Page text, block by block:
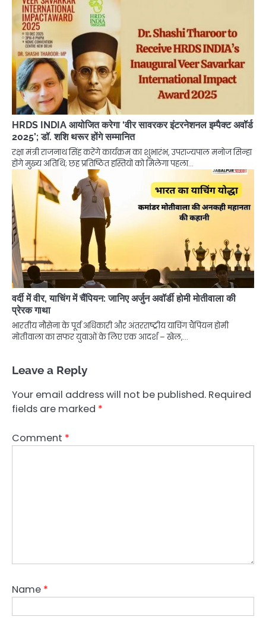
HRDS INDIA आयोजित करेगा ‘वीर सावरकर इंटरनेशनल इम्पैक्ट अवॉर्ड
2025’; डॉ. शशि थरूर होंगे सम्मानित
रक्षा मंत्री राजनाथ सिंह करेंगे कार्यक्रम का शुभारंभ, उपराज्यपाल मनोज सिन्हा
होंगे मुख्य अतिथि; छह प्रतिष्ठित हस्तियों को मिलेगा पहला…
वर्दी में वीर, याचिंग में चैंपियन: जानिए अर्जुन अवॉर्डी होमी मोतीवाला की
प्रेरक गाथा
भारतीय नौसेना के पूर्व अधिकारी और अंतरराष्ट्रीय याचिंग चैंपियन होमी
मोतीवाला का सफर युवाओं के लिए एक आदर्श – खेल,…
Leave a Reply
Your email address will not be published. Required
fields are marked *
Comment *
Name *